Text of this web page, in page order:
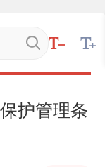
护管理条